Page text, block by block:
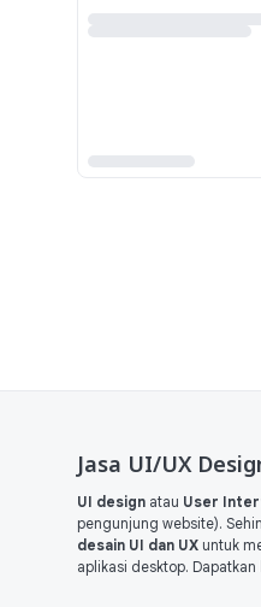
Jasa UI/UX
UI design atau User
pengunjung website).
desain UI dan UX untuk
aplikasi desktop. Dapatkan